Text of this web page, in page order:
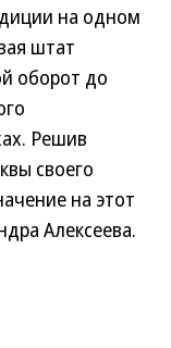
на одном
штат
оборот до
Решив
своего
на этот
Алексеева.